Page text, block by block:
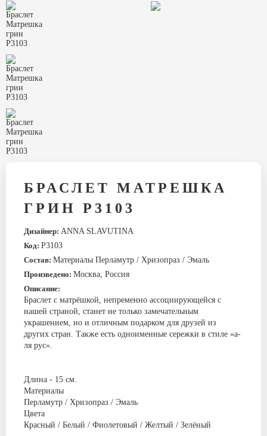
БРАСЛЕТ МАТРЕШКА
ГРИН Р3103
Дизайнер: ANNA SLAVUTINA
Код: Р3103
Состав: Материалы Перламутр / Хризопраз / Эмаль
Произведено: Москва, Россия
Описание:
Браслет с матрёшкой, непременно ассоциирующейся с
нашей страной, станет не только замечательным
украшением, но и отличным подарком для друзей из
других стран. Также есть одноименные сережки в стиле «а-
ля рус».
Длина - 15 см.
Материалы
Перламутр / Хризопраз / Эмаль
Цвета
Красный / Белый / Фиолетовый / Желтый / Зелёный